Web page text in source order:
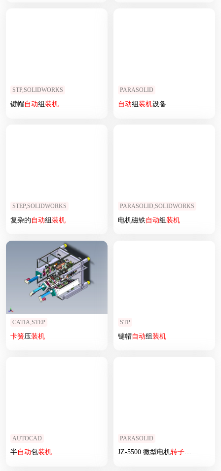
STP,SOLIDWORKS
键帽自动组装机
PARASOLID
自动组装机设备
STEP,SOLIDWORKS
复杂的自动组装机
PARASOLID,SOLIDWORKS
电机磁铁自动组装机
CATIA,STEP
卡簧压装机
STP
键帽自动组装机
AUTOCAD
半自动包装机
PARASOLID
JZ-5500 微型电机转子自动